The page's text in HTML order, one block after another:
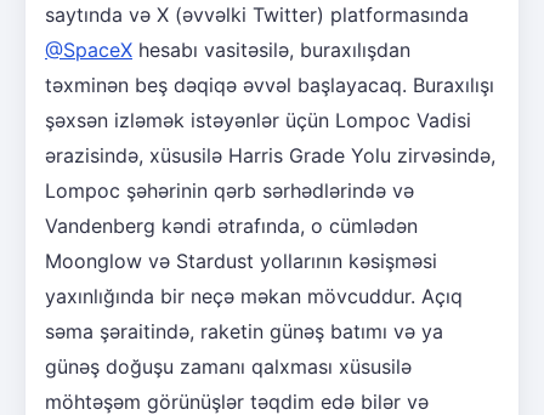
saytında və X (əvvəlki Twitter) platformasında
@SpaceX hesabı vasitəsilə, buraxılışdan
təxminən beş dəqiqə əvvəl başlayacaq. Buraxılışı
şəxsən izləmək istəyənlər üçün Lompoc Vadisi
ərazisində, xüsusilə Harris Grade Yolu zirvəsində,
Lompoc şəhərinin qərb sərhədlərində və
Vandenberg kəndi ətrafında, o cümlədən
Moonglow və Stardust yollarının kəsişməsi
yaxınlığında bir neçə məkan mövcuddur. Açıq
səma şəraitində, raketin günəş batımı və ya
günəş doğuşu zamanı qalxması xüsusilə
möhtəşəm görünüşlər təqdim edə bilər və